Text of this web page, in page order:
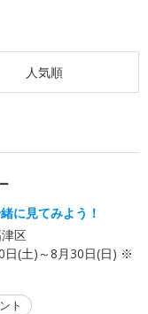
人気順
に見てみよう！
区
日(土)～8月30日(日) ※
ト